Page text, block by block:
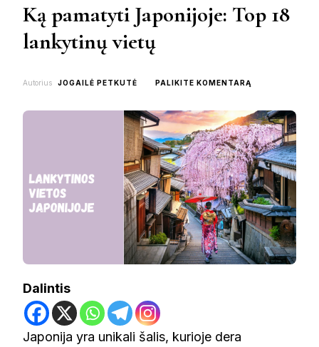
Ką pamatyti Japonijoje: Top 18
lankytinų vietų
Autorius JOGAILĖ PETKUTĖ PALIKITE KOMENTARĄ
JAPONIJOJE:
TOP
18
LANKYTINŲ
VIETŲ
Dalintis
Japonija yra unikali šalis, kurioje dera